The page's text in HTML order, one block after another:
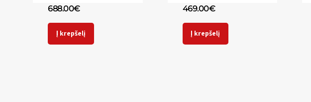
688.00€
Į krepšelį
469.00€
Į krepšelį